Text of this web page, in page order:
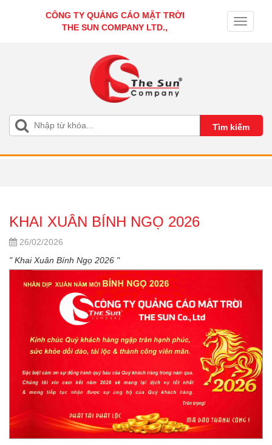
CÔNG TY QUẢNG CÁO MẶT TRỜI
THE SUN COMPANY LTD.,
Toggle
KHAI XUÂN BÍNH NGỌ 2026
26/02/2026
" Khai Xuân Bính Ngọ 2026 "